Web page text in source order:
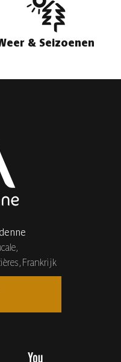
& Seizoenen
Frankrijk